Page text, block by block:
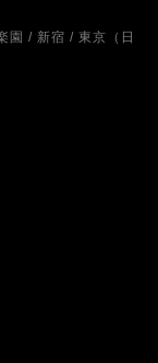
園 新宿
東京（日